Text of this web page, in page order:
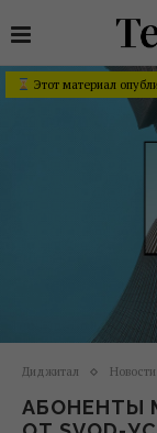
Этот материал
Диджитал Новости
АБОНЕНТЫ